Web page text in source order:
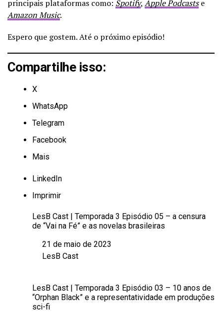
principais plataformas como: Spotify, Apple Podcastse
Amazon Music.
Espero que gostem. Até o próximo episódio!
Compartilhe isso:
X
WhatsApp
Telegram
Facebook
Mais
LinkedIn
Imprimir
LesB Cast | Temporada 3 Episódio 05 – a censura
de “Vai na Fé” e as novelas brasileiras
Data
21 de maio de 2023
Em relação a
LesB Cast
LesB Cast | Temporada 3 Episódio 03 – 10 anos de
“Orphan Black” e a representatividade em produções
sci-fi